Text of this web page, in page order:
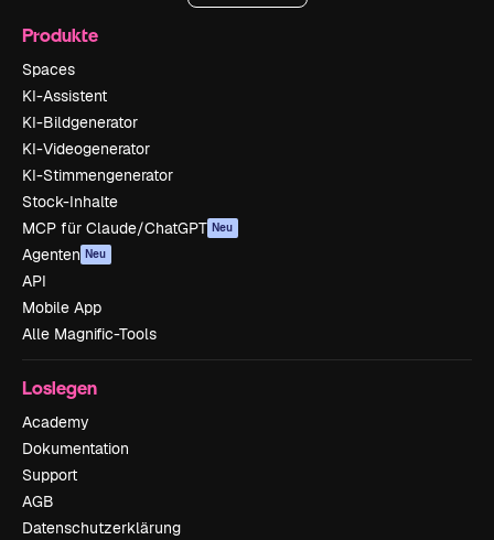
Produkte
Spaces
KI-Assistent
KI-Bildgenerator
KI-Videogenerator
KI-Stimmengenerator
Stock-Inhalte
MCP für Claude/ChatGPT Neu
Agenten Neu
API
Mobile App
Alle Magnific-Tools
Loslegen
Academy
Dokumentation
Support
AGB
Datenschutzerklärung